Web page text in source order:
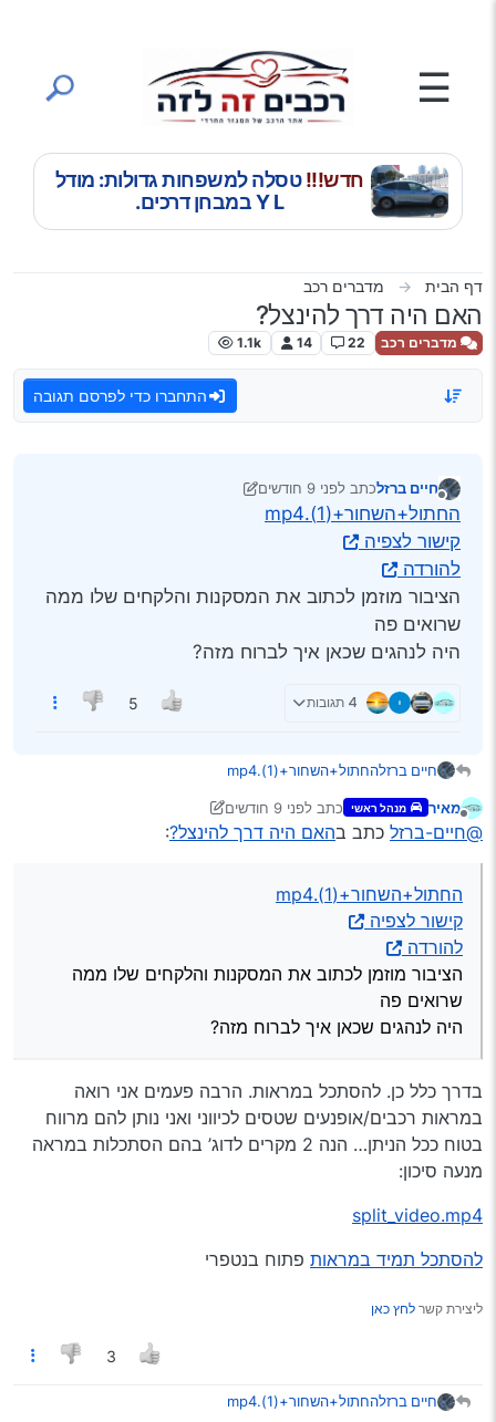
☰
חדש!!!טסלה למשפחות גדולות: מודל
Y L במבחן דרכים.
דף הבית מדברים רכב
האם היה דרך להינצל?
מדברים רכב 22
14
1.1k
התחברו כדי לפרסם תגובה
מנותק
חיים ברזלכתב לפני 9 חודשים
נערך לאחרונה על ידי חיים ברזל
החתול+השחור+(1).mp4
קישור לצפיה
להורדה
הציבור מוזמן לכתוב את המסקנות והלקחים שלו ממה
שרואים פה
היה לנהגים שכאן איך לברוח מזה?
4 תגובות 5
חיים ברזלהחתול+השחור+(1).mp4
להורדה
הציבור מוזמן לכתוב את המסקנות והלקחים שלו ממה
מנותק
מאיר מנהל ראשי כתב לפני 9 חודשים
נערך לאחרונה על ידי מאיר
@חיים-ברזל כתב בהאם היה דרך להינצל?:
החתול+השחור+(1).mp4
קישור לצפיה
להורדה
הציבור מוזמן לכתוב את המסקנות והלקחים שלו ממה
שרואים פה
היה לנהגים שכאן איך לברוח מזה?
בדרך כלל כן. להסתכל במראות. הרבה פעמים אני רואה
במראות רכבים/אופנעים שטסים לכיווני ואני נותן להם מרווח
בטוח ככל הניתן… הנה 2 מקרים לדוג’ בהם הסתכלות במראה
מנעה סיכון:
split_video.mp4
להסתכל תמיד במראות פתוח בנטפרי
ליצירת קשר לחץ כאן
3
חיים ברזלהחתול+השחור+(1).mp4